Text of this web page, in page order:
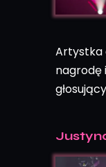
Artystka
nagrodę